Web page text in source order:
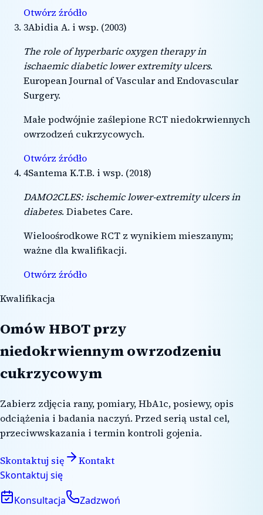
Otwórz źródło
3Abidia A. i wsp. (2003)
The role of hyperbaric oxygen therapy in
ischaemic diabetic lower extremity ulcers.
European Journal of Vascular and Endovascular
Surgery.
Małe podwójnie zaślepione RCT niedokrwiennych
owrzodzeń cukrzycowych.
Otwórz źródło
4Santema K.T.B. i wsp. (2018)
DAMO2CLES: ischemic lower-extremity ulcers in
diabetes. Diabetes Care.
Wieloośrodkowe RCT z wynikiem mieszanym;
ważne dla kwalifikacji.
Otwórz źródło
Kwalifikacja
Omów HBOT przy
niedokrwiennym owrzodzeniu
cukrzycowym
Zabierz zdjęcia rany, pomiary, HbA1c, posiewy, opis
odciążenia i badania naczyń. Przed serią ustal cel,
przeciwwskazania i termin kontroli gojenia.
Skontaktuj się
Kontakt
Skontaktuj się
Konsultacja
Zadzwoń